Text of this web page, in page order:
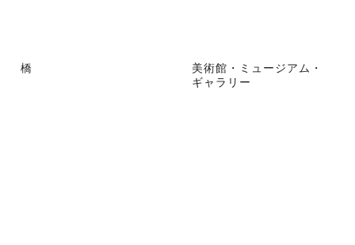
橋
美術館・ミュージアム・
ギャラリー